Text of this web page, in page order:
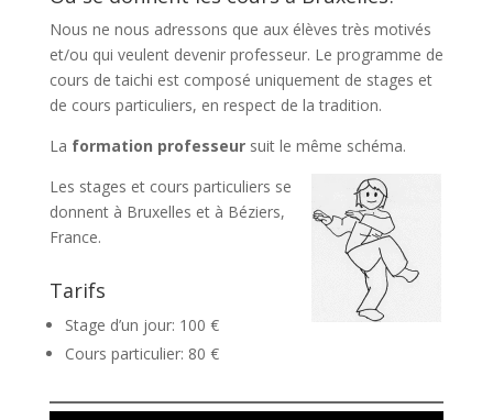
Nous ne nous adressons que aux élèves très motivés
et/ou qui veulent devenir professeur. Le programme de
cours de taichi est composé uniquement de stages et
de cours particuliers, en respect de la tradition.
La formation professeursuit le même schéma.
Les stages et cours particuliers se
donnent à Bruxelles et à Béziers,
France.
Tarifs
Stage d’un jour: 100 €
Cours particulier: 80 €